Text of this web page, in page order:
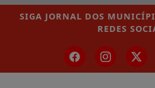
SIGA JORNAL DOS
REDES